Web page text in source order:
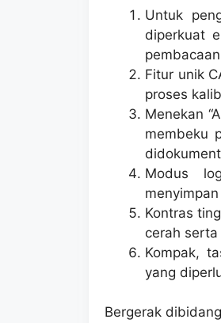
Untuk
diperkuat
Fitur unik
proses
Menekan
membeku
Modus
Kontras
cerah
Kompak,
yang
Bergerak